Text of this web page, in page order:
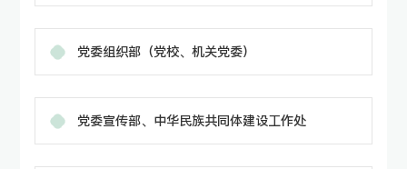
党委组织部（党校、机关党委）
党委宣传部、中华民族共同体建设工作处